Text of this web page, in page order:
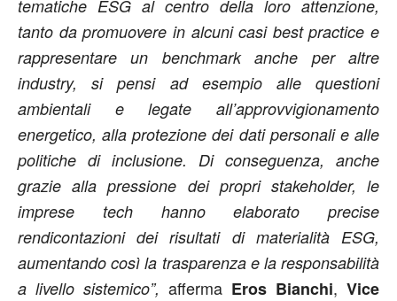
tematiche ESG al centro della loro attenzione,
tanto da promuovere in alcuni casi best practice e
rappresentare un benchmark anche per altre
industry, si pensi ad esempio alle questioni
ambientali e legate all’approvvigionamento
energetico, alla protezione dei dati personali e alle
politiche di inclusione. Di conseguenza, anche
grazie alla pressione dei propri stakeholder, le
imprese tech hanno elaborato precise
rendicontazioni dei risultati di materialità ESG,
aumentando così la trasparenza e la responsabilità
a livello sistemico”, afferma Eros Bianchi, Vice